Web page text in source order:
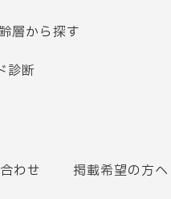
層から探す
診断
わせ
掲載希望の方へ